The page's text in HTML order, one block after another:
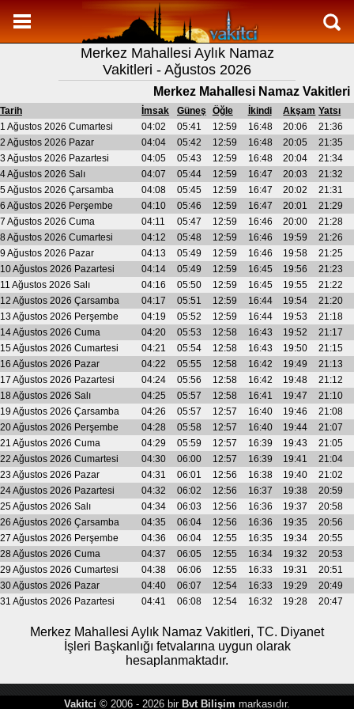
Namaz Vakitleri
Merkez Mahallesi Aylık Namaz Vakitleri
Merkez Mahallesi Ramazan imsakiyesi
Namaz Nasıl Kılınır?
Bilgi
İletişim
Merkez Mahallesi Aylık Namaz
Vakitleri - Ağustos 2026
Merkez Mahallesi Namaz Vakitleri
Tarih İmsak Güneş Öğle İkindi Akşam Yatsı
1 Ağustos 2026 Cumartesi
04:02 05:41 12:59 16:48 20:06
21:36
2 Ağustos 2026 Pazar
04:04 05:42 12:59 16:48 20:05
21:35
3 Ağustos 2026 Pazartesi
04:05 05:43 12:59 16:48 20:04
21:34
4 Ağustos 2026 Salı
04:07 05:44 12:59 16:47 20:03
21:32
5 Ağustos 2026 Çarsamba
04:08 05:45 12:59 16:47 20:02
21:31
6 Ağustos 2026 Perşembe
04:10 05:46 12:59 16:47 20:01
21:29
7 Ağustos 2026 Cuma
04:11 05:47 12:59 16:46 20:00
21:28
8 Ağustos 2026 Cumartesi
04:12 05:48 12:59 16:46 19:59
21:26
9 Ağustos 2026 Pazar
04:13 05:49 12:59 16:46 19:58
21:25
10 Ağustos 2026 Pazartesi
04:14 05:49 12:59 16:45 19:56
21:23
11 Ağustos 2026 Salı
04:16 05:50 12:59 16:45 19:55
21:22
12 Ağustos 2026 Çarsamba
04:17 05:51 12:59 16:44 19:54
21:20
13 Ağustos 2026 Perşembe
04:19 05:52 12:59 16:44 19:53
21:18
14 Ağustos 2026 Cuma
04:20 05:53 12:58 16:43 19:52
21:17
15 Ağustos 2026 Cumartesi
04:21 05:54 12:58 16:43 19:50
21:15
16 Ağustos 2026 Pazar
04:22 05:55 12:58 16:42 19:49
21:13
17 Ağustos 2026 Pazartesi
04:24 05:56 12:58 16:42 19:48
21:12
18 Ağustos 2026 Salı
04:25 05:57 12:58 16:41 19:47
21:10
19 Ağustos 2026 Çarsamba
04:26 05:57 12:57 16:40 19:46
21:08
20 Ağustos 2026 Perşembe
04:28 05:58 12:57 16:40 19:44
21:07
21 Ağustos 2026 Cuma
04:29 05:59 12:57 16:39 19:43
21:05
22 Ağustos 2026 Cumartesi
04:30 06:00 12:57 16:39 19:41
21:04
23 Ağustos 2026 Pazar
04:31 06:01 12:56 16:38 19:40
21:02
24 Ağustos 2026 Pazartesi
04:32 06:02 12:56 16:37 19:38
20:59
25 Ağustos 2026 Salı
04:34 06:03 12:56 16:36 19:37
20:58
26 Ağustos 2026 Çarsamba
04:35 06:04 12:56 16:36 19:35
20:56
27 Ağustos 2026 Perşembe
04:36 06:04 12:55 16:35 19:34
20:55
28 Ağustos 2026 Cuma
04:37 06:05 12:55 16:34 19:32
20:53
29 Ağustos 2026 Cumartesi
04:38 06:06 12:55 16:33 19:31
20:51
30 Ağustos 2026 Pazar
04:40 06:07 12:54 16:33 19:29
20:49
31 Ağustos 2026 Pazartesi
04:41 06:08 12:54 16:32 19:28 20:47
Merkez Mahallesi Aylık Namaz Vakitleri, TC. Diyanet
İşleri Başkanlığı fetvalarına uygun olarak
hesaplanmaktadır.
Vakitci © 2006 - 2026 bir Bvt Bilişim markasıdır.